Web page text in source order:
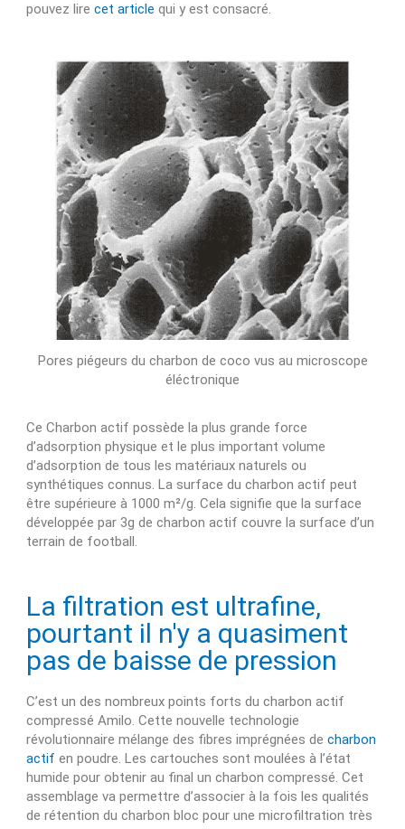
pouvez lire cet article qui y est consacré.
Pores piégeurs du charbon de coco vus au microscope
éléctronique
Ce Charbon actif possède la plus grande force
d’adsorption physique et le plus important volume
d’adsorption de tous les matériaux naturels ou
synthétiques connus. La surface du charbon actif peut
être supérieure à 1000 m²/g. Cela signifie que la surface
développée par 3g de charbon actif couvre la surface d’un
terrain de football.
La filtration est ultrafine,
pourtant il n'y a quasiment
pas de baisse de pression
C’est un des nombreux points forts du charbon actif
compressé Amilo. Cette nouvelle technologie
révolutionnaire mélange des fibres imprégnées de charbon
actif en poudre. Les cartouches sont moulées à l’état
humide pour obtenir au final un charbon compressé. Cet
assemblage va permettre d’associer à la fois les qualités
de rétention du charbon bloc pour une microfiltration très